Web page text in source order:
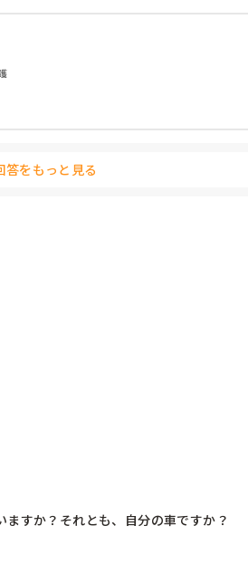
答をもっと見る
って言われるばかり。
すか？それとも、自分の車ですか？